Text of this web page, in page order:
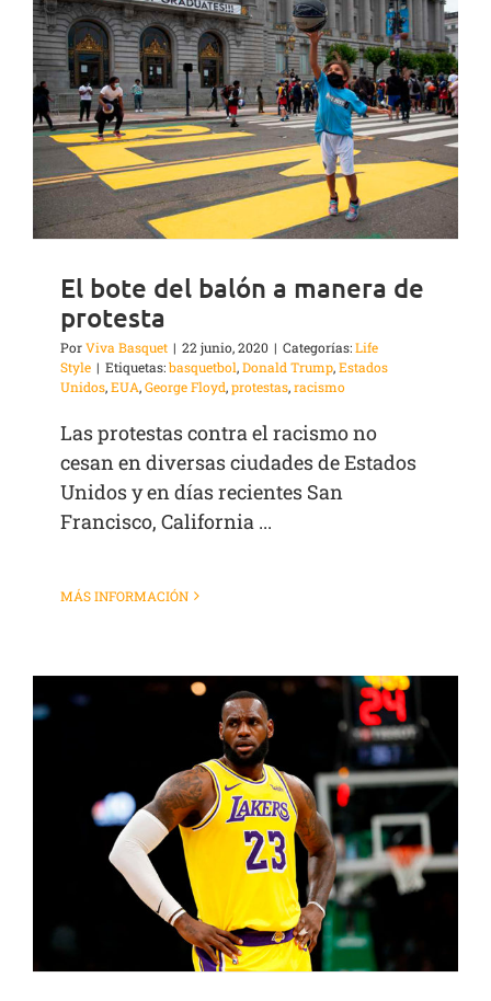
El bote del balón a manera de
protesta
PorViva Basquet | 22 junio, 2020 | Categorías:Life
Style | Etiquetas:basquetbol,Donald Trump,Estados
Unidos,EUA,George Floyd,protestas,racismo
Las protestas contra el racismo no
cesan en diversas ciudades de Estados
Unidos y en días recientes San
Francisco, California ...
MÁS INFORMACIÓN